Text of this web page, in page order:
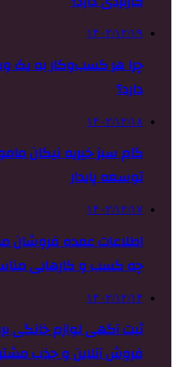
۱۴۰۲/۱۲/۱۹
چرا هر کسب‌وکار به یک
دارد؟
۱۴۰۲/۱۲/۱۸
گام سبز خیریه نیکان
توسعه پایدار
۱۴۰۲/۱۲/۱۷
اطلاعات عمده فروشان
چه کسب و کارهایی
۱۴۰۲/۱۲/۱۴
ثبت آگهی لوازم خانگی
فروش آنلاین و جذب